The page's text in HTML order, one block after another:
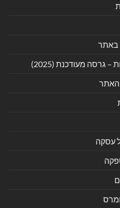
באתר
– גרסה מעודכנת (2025)
האתר
עסקה